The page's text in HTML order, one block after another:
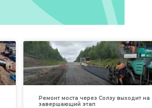
Ремонт моста через Солзу выходит на
завершающий этап